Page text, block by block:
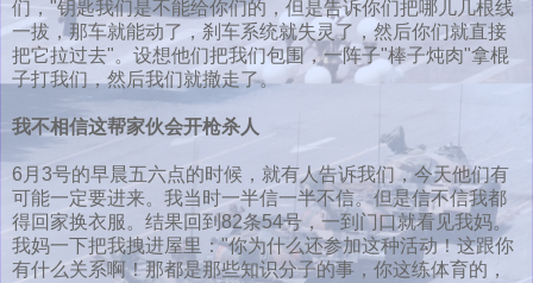
们，"钥匙我们是不能给你们的，但是告诉你们把哪儿几根线
一拔，那车就能动了，刹车系统就失灵了，然后你们就直接
把它拉过去"。设想他们把我们包围，一阵子"棒子炖肉"拿棍
子打我们，然后我们就撤走了。
我不相信这帮家伙会开枪杀人
6月3号的早晨五六点的时候，就有人告诉我们，今天他们有
可能一定要进来。我当时一半信一半不信。但是信不信我都
得回家换衣服。结果回到82条54号，一到门口就看见我妈。
我妈一下把我拽进屋里："你为什么还参加这种活动！这跟你
有什么关系啊！那都是那些知识分子的事，你这练体育的，